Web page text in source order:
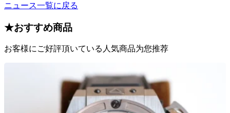
ニュース一覧に戻る
★おすすめ商品
お客様にご好評頂いている人気商品为您推荐